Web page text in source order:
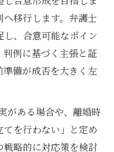
移行します。弁護士
、合意可能なポイン
判例に基づく主張と証
備が成否を大きく左
がある場合や、離婚時
を行わない」と定め
略的に対応策を検討